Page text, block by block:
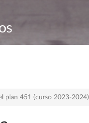
plan 451 (curso 2023-2024)